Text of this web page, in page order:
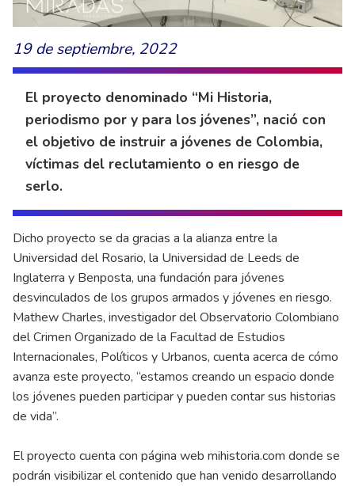
19 de septiembre, 2022
El proyecto denominado “Mi Historia,
periodismo por y para los jóvenes”, nació con
el objetivo de instruir a jóvenes de Colombia,
víctimas del reclutamiento o en riesgo de
serlo.
Dicho proyecto se da gracias a la alianza entre la
Universidad del Rosario, la Universidad de Leeds de
Inglaterra y Benposta, una fundación para jóvenes
desvinculados de los grupos armados y jóvenes en riesgo.
Mathew Charles, investigador del Observatorio Colombiano
del Crimen Organizado de la Facultad de Estudios
Internacionales, Políticos y Urbanos, cuenta acerca de cómo
avanza este proyecto, “estamos creando un espacio donde
los jóvenes pueden participar y pueden contar sus historias
de vida”.
El proyecto cuenta con página web mihistoria.com donde se
podrán visibilizar el contenido que han venido desarrollando